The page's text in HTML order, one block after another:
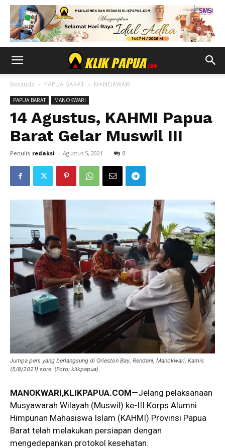
Beranda PAPUA BARAT MANOKWARI
PAPUA BARAT MANOKWARI
14 Agustus, KAHMI Papua
Barat Gelar Muswil III
Penulis redaksi - Agustus 5, 2021 0
Jumpa pers yang berlangsung di Orieston Bay, Rendani, Manokwari, Kamis
(5/8/2021) sore. (Foto: klikpapua)
MANOKWARI,KLIKPAPUA.COM—Jelang pelaksanaan
Musyawarah Wilayah (Muswil) ke-III Korps Alumni
Himpunan Mahasiswa Islam (KAHMI) Provinsi Papua
Barat telah melakukan persiapan dengan
mengedepankan protokol kesehatan.